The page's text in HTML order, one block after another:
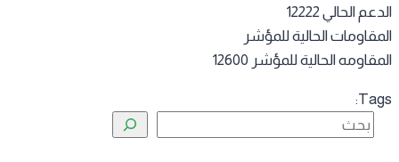
الحالي 12222
الحالية للمؤشر
الحالية للمؤشر 12600
البحث